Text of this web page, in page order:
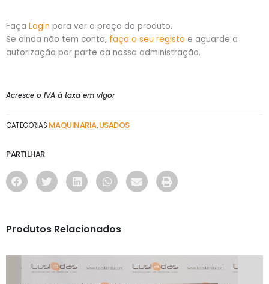
Faça Login para ver o preço do produto.
Se ainda não tem conta, faça o seu registo e aguarde a
autorização por parte da nossa administração.
Acresce o IVA à taxa em vigor
CATEGORIAS MAQUINARIA,USADOS
PARTILHAR
Produtos Relacionados